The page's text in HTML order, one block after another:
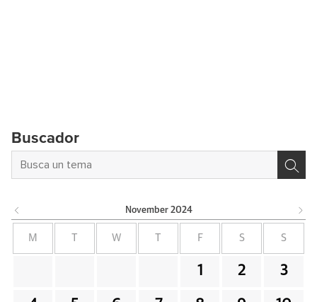
Buscador
November 2024
M W F S S
1 2 3